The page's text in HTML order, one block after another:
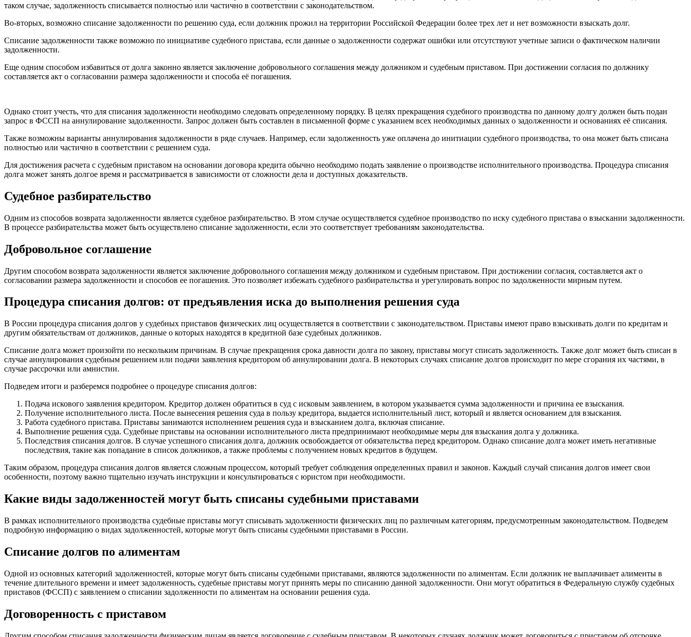
таком случае, задолженность списывается полностью или частично в соответствии с законодательством.
Во-вторых, возможно списание задолженности по решению суда, если должник прожил на территории Российской Федерации более трех лет и нет возможности взыскать долг.
Списание задолженности также возможно по инициативе судебного пристава, если данные о задолженности содержат ошибки или отсутствуют учетные записи о фактическом наличии
задолженности.
Еще одним способом избавиться от долга законно является заключение добровольного соглашения между должником и судебным приставом. При достижении согласия по должнику
составляется акт о согласовании размера задолженности и способа её погашения.
Однако стоит учесть, что для списания задолженности необходимо следовать определенному порядку. В целях прекращения судебного производства по данному долгу должен быть подан
запрос в ФССП на аннулирование задолженности. Запрос должен быть составлен в письменной форме с указанием всех необходимых данных о задолженности и основаниях её списания.
Также возможны варианты аннулирования задолженности в ряде случаев. Например, если задолженность уже оплачена до инитиации судебного производства, то она может быть списана
полностью или частично в соответствии с решением суда.
Для достижения расчета с судебным приставом на основании договора кредита обычно необходимо подать заявление о производстве исполнительного производства. Процедура списания
долга может занять долгое время и рассматривается в зависимости от сложности дела и доступных доказательств.
Судебное разбирательство
Одним из способов возврата задолженности является судебное разбирательство. В этом случае осуществляется судебное производство по иску судебного пристава о взыскании задолженности.
В процессе разбирательства может быть осуществлено списание задолженности, если это соответствует требованиям законодательства.
Добровольное соглашение
Другим способом возврата задолженности является заключение добровольного соглашения между должником и судебным приставом. При достижении согласия, составляется акт о
согласовании размера задолженности и способов ее погашения. Это позволяет избежать судебного разбирательства и урегулировать вопрос по задолженности мирным путем.
Процедура списания долгов: от предъявления иска до выполнения решения суда
В России процедура списания долгов у судебных приставов физических лиц осуществляется в соответствии с законодательством. Приставы имеют право взыскивать долги по кредитам и
другим обязательствам от должников, данные о которых находятся в кредитной базе судебных должников.
Списание долга может произойти по нескольким причинам. В случае прекращения срока давности долга по закону, приставы могут списать задолженность. Также долг может быть списан в
случае аннулирования судебным решением или подачи заявления кредитором об аннулировании долга. В некоторых случаях списание долгов происходит по мере сгорания их частями, в
случае рассрочки или амнистии.
Подведем итоги и разберемся подробнее о процедуре списания долгов:
Подача искового заявления кредитором. Кредитор должен обратиться в суд с исковым заявлением, в котором указывается сумма задолженности и причина ее взыскания.
Получение исполнительного листа. После вынесения решения суда в пользу кредитора, выдается исполнительный лист, который и является основанием для взыскания.
Работа судебного пристава. Приставы занимаются исполнением решения суда и взысканием долга, включая списание.
Выполнение решения суда. Судебные приставы на основании исполнительного листа предпринимают необходимые меры для взыскания долга у должника.
Последствия списания долгов. В случае успешного списания долга, должник освобождается от обязательства перед кредитором. Однако списание долга может иметь негативные
последствия, такие как попадание в список должников, а также проблемы с получением новых кредитов в будущем.
Таким образом, процедура списания долгов является сложным процессом, который требует соблюдения определенных правил и законов. Каждый случай списания долгов имеет свои
особенности, поэтому важно тщательно изучать инструкции и консультироваться с юристом при необходимости.
Какие виды задолженностей могут быть списаны судебными приставами
В рамках исполнительного производства судебные приставы могут списывать задолженности физических лиц по различным категориям, предусмотренным законодательством. Подведем
подробную информацию о видах задолженностей, которые могут быть списаны судебными приставами в России.
Списание долгов по алиментам
Одной из основных категорий задолженностей, которые могут быть списаны судебными приставами, являются задолженности по алиментам. Если должник не выплачивает алименты в
течение длительного времени и имеет задолженность, судебные приставы могут принять меры по списанию данной задолженности. Они могут обратиться в Федеральную службу судебных
приставов (ФССП) с заявлением о списании задолженности по алиментам на основании решения суда.
Договоренность с приставом